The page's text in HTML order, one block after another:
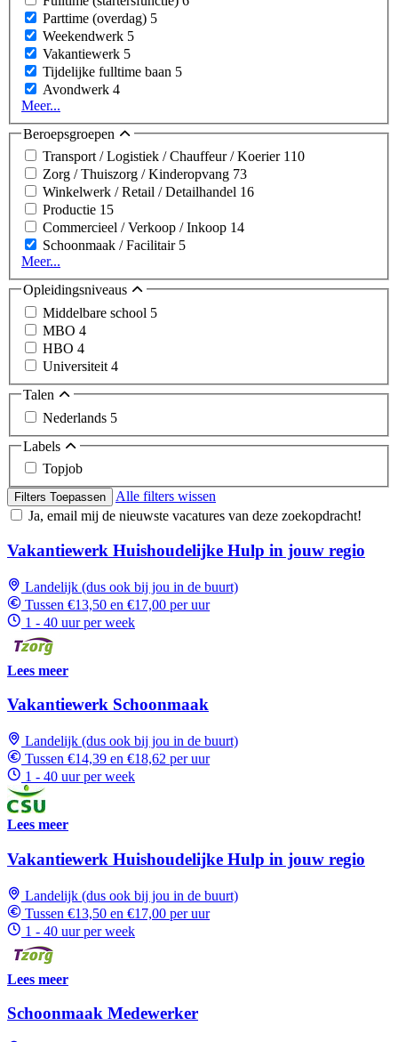
Parttime (overdag) 5
Weekendwerk 5
Vakantiewerk 5
Tijdelijke fulltime baan 5
Avondwerk 4
Meer...
Beroepsgroepen
Transport / Logistiek / Chauffeur / Koerier 110
Zorg / Thuiszorg / Kinderopvang 73
Winkelwerk / Retail / Detailhandel 16
Productie 15
Commercieel / Verkoop / Inkoop 14
Schoonmaak / Facilitair 5
Meer...
Opleidingsniveaus
Middelbare school 5
MBO 4
HBO 4
Universiteit 4
Talen
Nederlands 5
Labels
Topjob
Filters Toepassen
Alle filters wissen
Ja, email mij de nieuwste vacatures van deze zoekopdracht!
Vakantiewerk Huishoudelijke Hulp in jouw regio
Landelijk (dus ook bij jou in de buurt)
Tussen €13,50 en €17,00 per uur
1 - 40 uur per week
Lees meer
Vakantiewerk Schoonmaak
Landelijk (dus ook bij jou in de buurt)
Tussen €14,39 en €18,62 per uur
1 - 40 uur per week
Lees meer
Vakantiewerk Huishoudelijke Hulp in jouw regio
Landelijk (dus ook bij jou in de buurt)
Tussen €13,50 en €17,00 per uur
1 - 40 uur per week
Lees meer
Schoonmaak Medewerker